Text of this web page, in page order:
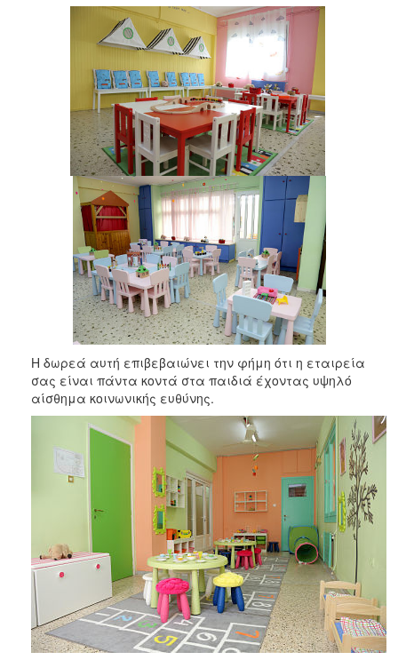
2011
2010
2006
ΠΟΛΙΤΙΣΜΟΣ
ΑΝΘΕΚΤΙΚΗ
Η δωρεά αυτή επιβεβαιώνει την φήμη ότι η εταιρεία
σας είναι πάντα κοντά στα παιδιά έχοντας υψηλό
αίσθημα κοινωνικής ευθύνης.